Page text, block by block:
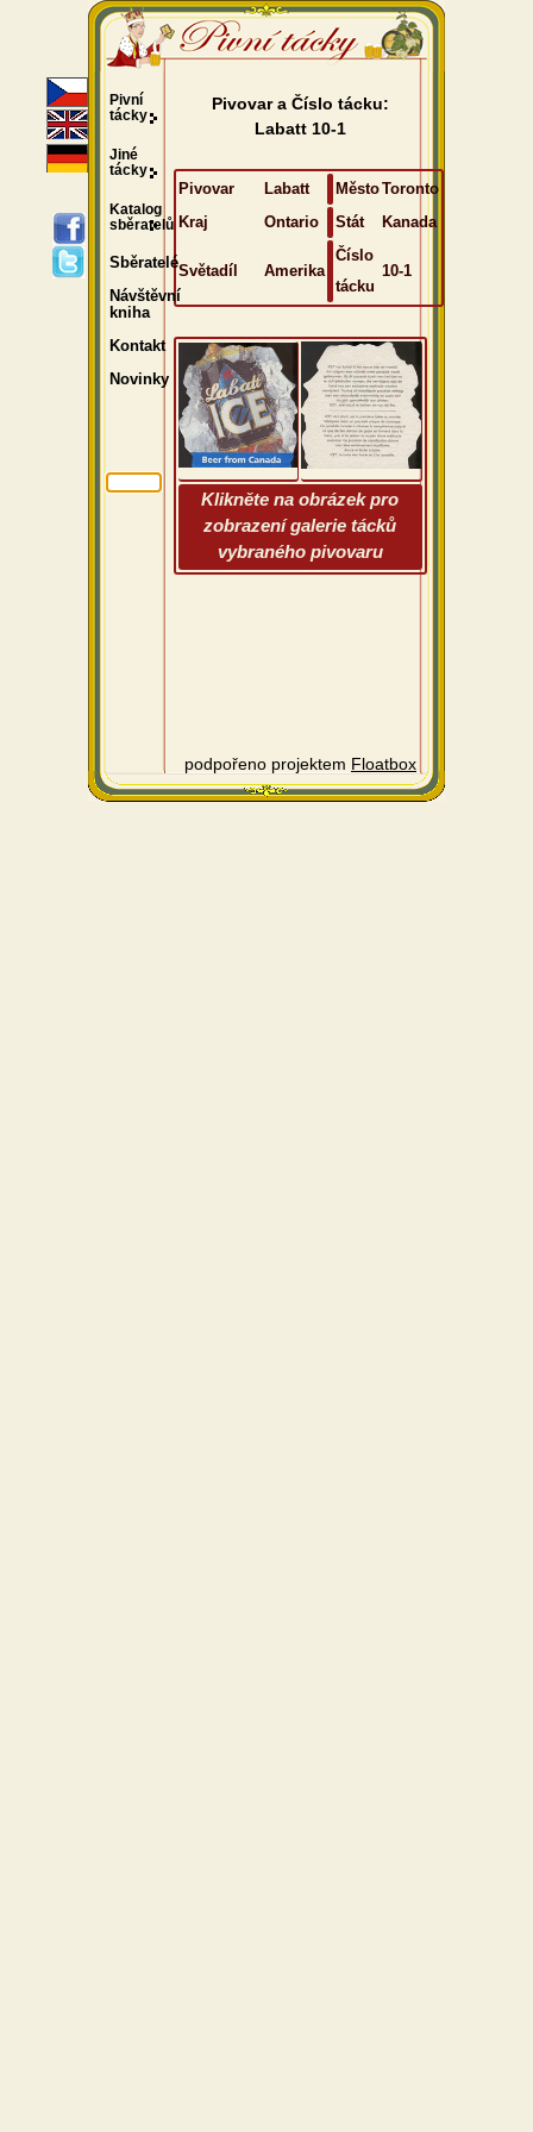
Pivovar a Číslo tácku:
Labatt 10-1
Pivovar Labatt MěstoToronto
Kraj
Ontario Stát Kanada
Světadíl Amerika
Číslo
tácku
10-1
Klikněte na obrázek pro
zobrazení galerie tácků
vybraného pivovaru
podpořeno projektem Floatbox
Pivní
tácky
Jiné
tácky
Katalog
sběratelů
Sběratelé
Návštěvní
kniha
Kontakt
Novinky